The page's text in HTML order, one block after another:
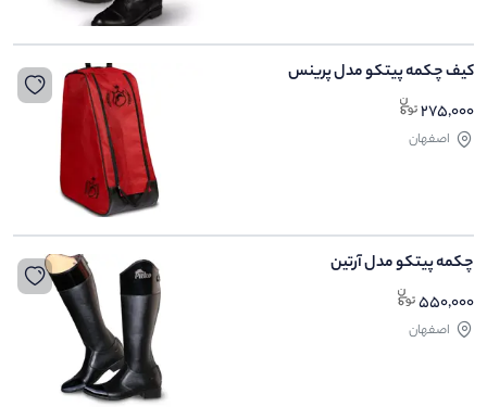
کیف چکمه پیتکو مدل پرینس
275,000
اصفهان
چکمه پیتکو مدل آرتین
550,000
اصفهان